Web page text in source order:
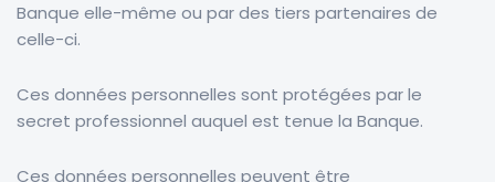
Banque elle-même ou par des tiers partenaires de
celle-ci.
Ces données personnelles sont protégées par le
secret professionnel auquel est tenue la Banque.
Ces données personnelles peuvent être